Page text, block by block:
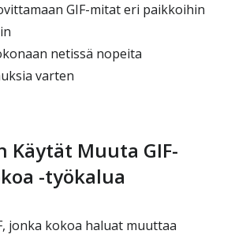
GIF-mitat eri paikkoihin
netissä nopeita
varten
Käytät Muuta GIF-
-työkalua
jonka kokoa haluat muuttaa